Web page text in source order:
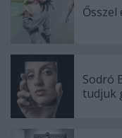
Ősszel
Sodró
tudjuk